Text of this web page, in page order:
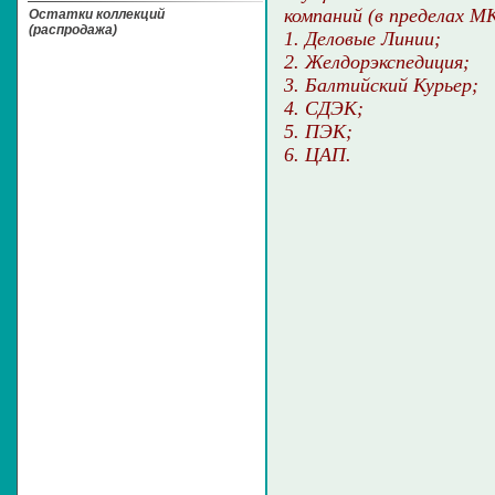
Остатки коллекций
(распродажа)
компаний (в пределах
1. Деловые Линии;
2. Желдорэкспедиция;
3. Балтийский Курьер;
4. СДЭК;
5. ПЭК;
6. ЦАП.